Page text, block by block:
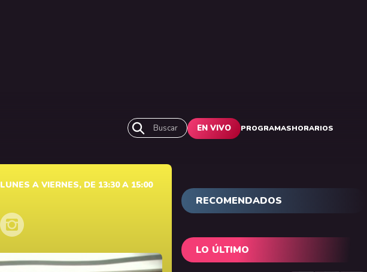
Buscar EN VIVO PROGRAMASHORARIOS
LUNES A VIERNES, DE 13:30 A 15:00
RECOMENDADOS
LO ÚLTIMO